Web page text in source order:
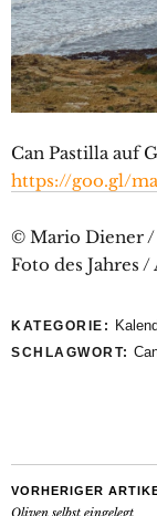
Can Pastilla auf
https://goo.gl/
© Mario Diener /
Foto des Jahres
KATEGORIE:
SCHLAGWORT:
VORHERIGER